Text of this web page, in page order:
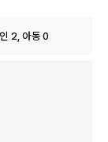
2, 아동 0